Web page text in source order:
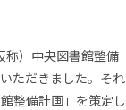
）中央図書館整備
ただきました。それ
整備計画」を策定し